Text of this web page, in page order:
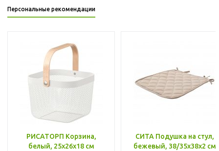
Персональные рекомендации
РИСАТОРП Корзина,
белый, 25x26x18 см
СИТА Подушка на стул,
бежевый, 38/35x38x2 см